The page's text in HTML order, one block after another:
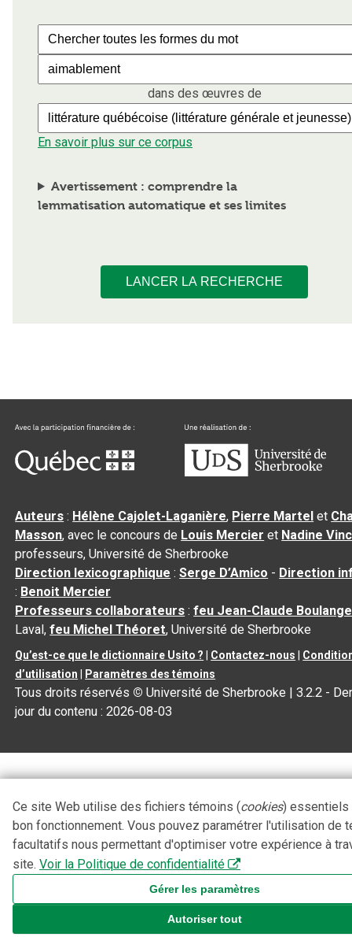
dans des œuvres de
En savoir plus sur ce corpus
Avertissement : comprendre la
lemmatisation automatique et ses limites
LANCER LA RECHERCHE
Auteurs : Hélène Cajolet-Laganière, Pierre Martel et
Masson, avec le concours de Louis Mercier et Nadine
professeurs, Université de Sherbrooke
Direction lexicographique :Serge D’Amico - Direction
: Benoit Mercier
Professeurs collaborateurs :feu Jean-Claude
Laval,feu Michel Théoret, Université de Sherbrooke
Qu’est-ce que le dictionnaire Usito ? Contactez-nous
d’utilisation
Paramètres des témoins
Tous droits réservés © Université de Sherbrooke |3.2.2 -
jour du contenu :2026-08-03
Ce site Web utilise des fichiers témoins (cookies) essentiels
bon fonctionnement. Vous pouvez paramétrer l'utilisation de
facultatifs nous permettant d'optimiser votre expérience à
site. Voir la Politique de confidentialité
Gérer les paramètres
Autoriser tout